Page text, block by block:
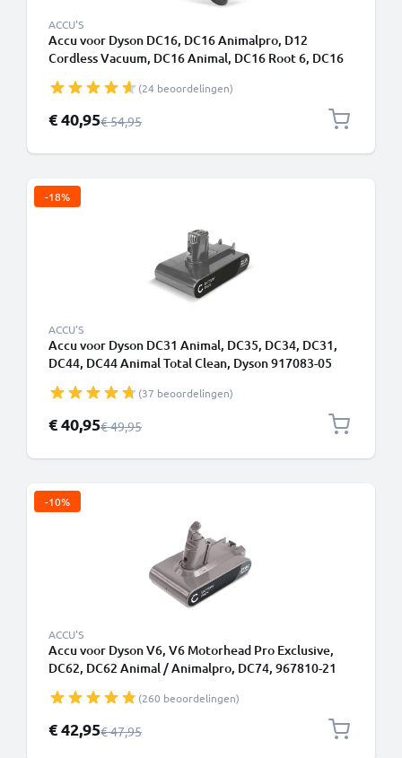
ACCU'S
Accu voor Dyson DC16, DC16 Animalpro, D12
Cordless Vacuum, DC16 Animal, DC16 Root 6, DC16
CELLONIC
(24 beoordelingen)
Speciale prijs
€ 40,95Normale prijs
€ 54,95
-18%
ACCU'S
Accu voor Dyson DC31 Animal, DC35, DC34, DC31,
DC44, DC44 Animal Total Clean, Dyson 917083-05
van CELLONIC
(37 beoordelingen)
Speciale prijs
€ 40,95Normale prijs
€ 49,95
-10%
ACCU'S
Accu voor Dyson V6, V6 Motorhead Pro Exclusive,
DC62, DC62 Animal / Animalpro, DC74, 967810-21
CELLONIC
(260 beoordelingen)
Speciale prijs
€ 42,95Normale prijs
€ 47,95